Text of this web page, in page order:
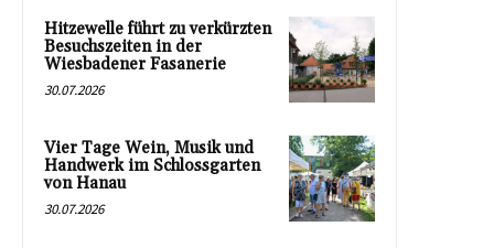
Hitzewelle führt zu verkürzten
Besuchszeiten in der
Wiesbadener Fasanerie
30.07.2026
Vier Tage Wein, Musik und
Handwerk im Schlossgarten
von Hanau
30.07.2026